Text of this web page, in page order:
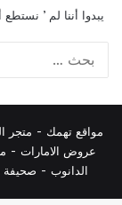
يبدوا أننا لم ’
مواقع تهمك - متجر
عروض الامارات -
الدانوب -